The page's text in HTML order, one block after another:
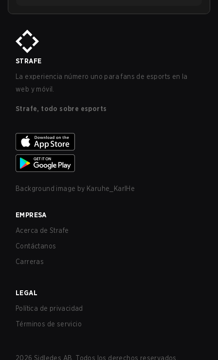
STRAFE
La experiencia número uno para fans de esports en la
web y móvil.
Strafe, todo sobre esports
Background image by Karuhe_KarlHe
EMPRESA
Acerca de Strafe
Contáctanos
Carreras
LEGAL
Política de privacidad
Términos de servicio
2026 Sidledes AB. Todos los derechos reservados.